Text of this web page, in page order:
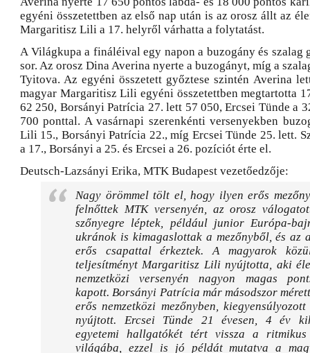
egyéni összetettben az első nap után is az orosz állt az
Margaritisz Lili a 17. helyről várhatta a folytatást.
A Világkupa a fináléival egy napon a buzogány és
sor. Az orosz Dina Averina nyerte a buzogányt, míg a
Tyitova. Az egyéni összetett győztese szintén Averina
magyar Margaritisz Lili egyéni összetettben megtartotta
62 250, Borsányi Patrícia 27. lett 57 050, Ercsei Tünde a
700 ponttal. A vasárnapi szerenkénti versenyekben
Lili 15., Borsányi Patrícia 22., míg Ercsei Tünde 25. lett.
a 17., Borsányi a 25. és Ercsei a 26. pozíciót érte el.
Deutsch-Lazsányi Erika, MTK Budapest vezetőedzője:
Nagy örömmel tölt el, hogy ilyen erős
felnőttek MTK versenyén, az orosz
szőnyegre léptek, például junior Európa-
ukránok is kimagaslottak a mezőnyből, és az
erős csapattal érkeztek. A magyarok
teljesítményt Margaritisz Lili nyújtotta, aki
nemzetközi versenyén nagyon magas
kapott. Borsányi Patrícia már másodszor
erős nemzetközi mezőnyben,
nyújtott. Ercsei Tünde 21 évesen, 4 év
egyetemi hallgatókét tért vissza a ritmikus
világába, ezzel is jó példát mutatva a